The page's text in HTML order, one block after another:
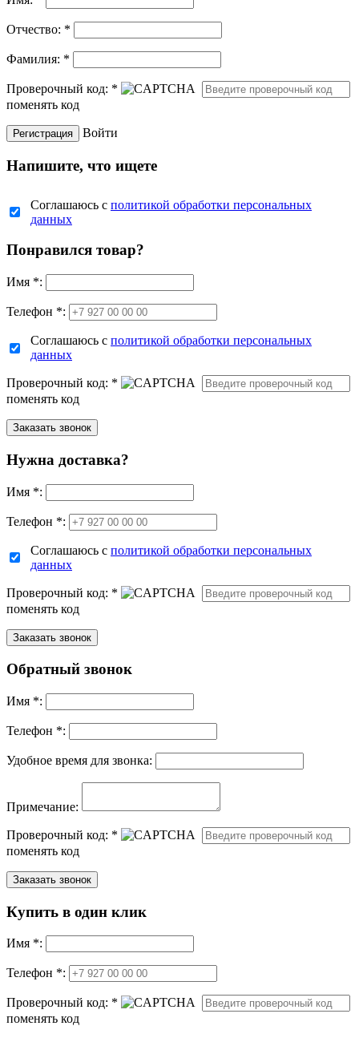
Отчество: *
Фамилия: *
Проверочный код: *
поменять код
Войти
Напишите, что ищете
Соглашаюсь с политикой обработки персональных
данных
Понравился товар?
Имя *:
Телефон *:
Соглашаюсь с политикой обработки персональных
данных
Проверочный код: *
поменять код
Нужна доставка?
Имя *:
Телефон *:
Соглашаюсь с политикой обработки персональных
данных
Проверочный код: *
поменять код
Обратный звонок
Имя *:
Телефон *:
Удобное время для звонка:
Примечание:
Проверочный код: *
поменять код
Купить в один клик
Имя *:
Телефон *:
Проверочный код: *
поменять код